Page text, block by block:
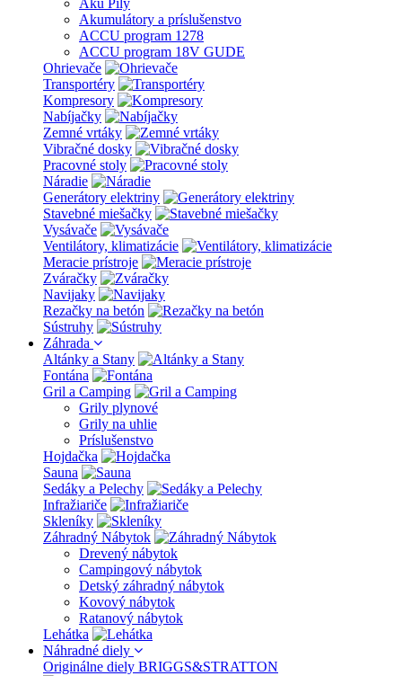
Aku Píly
Akumulátory a príslušenstvo
ACCU program 1278
ACCU program 18V GUDE
Ohrievače
Transportéry
Kompresory
Nabíjačky
Zemné vrtáky
Vibračné dosky
Pracovné stoly
Náradie
Generátory elektriny
Stavebné miešačky
Vysávače
Ventilátory, klimatizácie
Meracie prístroje
Zváračky
Navijaky
Rezačky na betón
Sústruhy
Záhrada
Altánky a Stany
Fontána
Gril a Camping
Grily plynové
Grily na uhlie
Príslušenstvo
Hojdačka
Sauna
Sedáky a Pelechy
Infražiariče
Skleníky
Záhradný Nábytok
Drevený nábytok
Campingový nábytok
Detský záhradný nábytok
Kovový nábytok
Ratanový nábytok
Lehátka
Náhradné diely
Originálne diely BRIGGS&STRATTON